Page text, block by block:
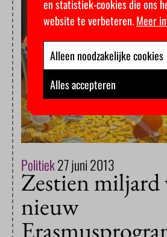
Politiek27 juni 2013
Zestien miljard
nieuw
en statistiek-cookies die ons
website te verbeteren.Meer
Alleen noodzakelijke cookies
Alles accepteren